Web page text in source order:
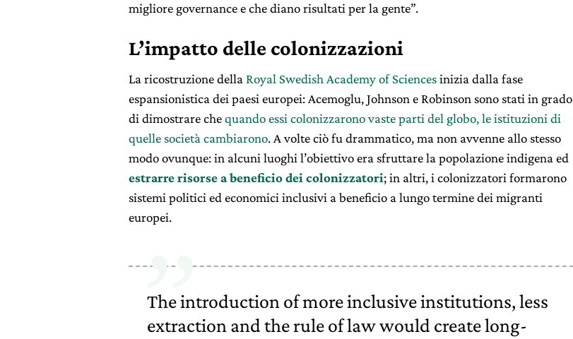
migliore governance e che diano risultati per la gente”.
L’impatto delle colonizzazioni
La ricostruzione della Royal Swedish Academy of Sciencesinizia dalla fase
espansionistica dei paesi europei: Acemoglu, Johnson e Robinson sono stati in grado
di dimostrare chequando essi colonizzarono vaste parti del globo, le istituzioni di
quelle società cambiarono. A volte ciò fu drammatico, ma non avvenne allo stesso
modo ovunque: in alcuni luoghi l’obiettivo era sfruttare la popolazione indigena ed
estrarre risorse a beneficio dei colonizzatori; in altri, i colonizzatori formarono
sistemi politici ed economici inclusivi a beneficio a lungo termine dei migranti
europei.
The introduction of more inclusive institutions, less
extraction and the rule of law would create long-